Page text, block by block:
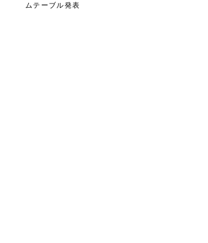
ムテーブル発表